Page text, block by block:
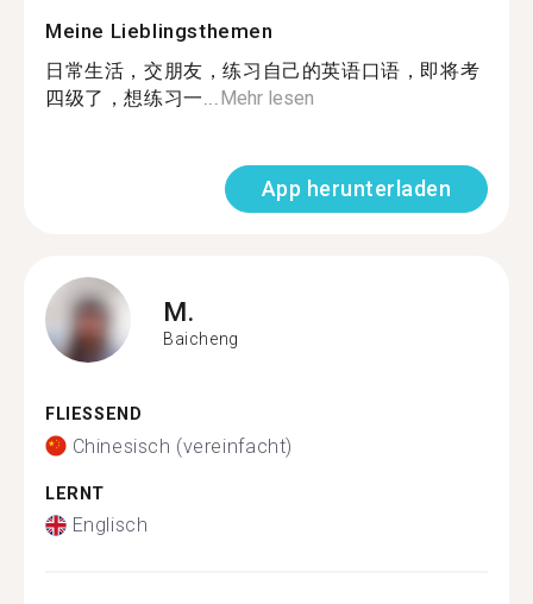
Meine Lieblingsthemen
日常生活，交朋友，练习自己的英语口语，即将考
四级了，想练习一...Mehr lesen
App herunterladen
M.
Baicheng
FLIESSEND
Chinesisch (vereinfacht)
LERNT
Englisch